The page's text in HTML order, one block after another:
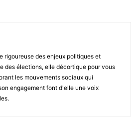
rigoureuse des enjeux politiques et
des élections, elle décortique pour vous
les mouvements sociaux qui
engagement font d'elle une voix